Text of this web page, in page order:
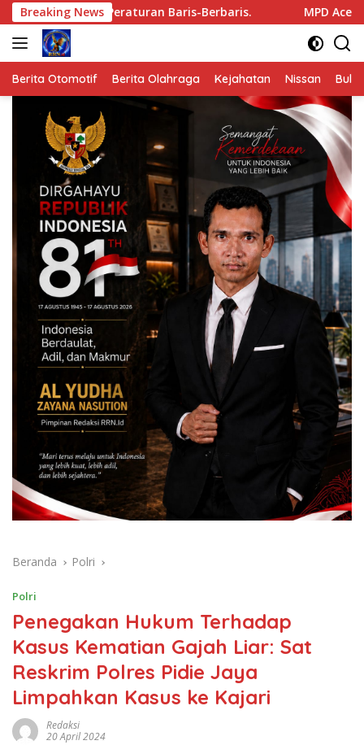
Langsung
ke
konten
Breaking News
Peraturan Baris-Berbaris. MPD Aceh Tamiang
Berita Otomotif Berita Olahraga Kejahatan Nissan
Beranda Polri
Polri
Penegakan Hukum Terhadap
Kasus Kematian Gajah Liar: Sat
Reskrim Polres Pidie Jaya
Limpahkan Kasus ke Kajari
Redaksi
20 April 2024